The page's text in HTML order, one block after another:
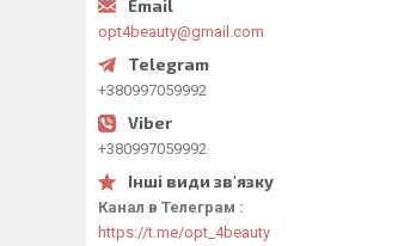
opt4beauty@gmail.com
+380997059992
+380997059992
Канал в Телеграм
https://t.me/opt_4beauty